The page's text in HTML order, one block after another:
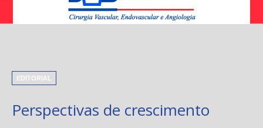
EDITORIAL
Perspectivas de crescimento